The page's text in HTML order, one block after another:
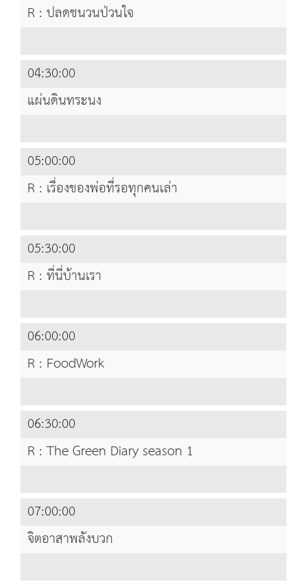
R : ปลดชนวนป่วนใจ
04:30:00
แผ่นดินทระนง
05:00:00
R : เรื่องของพ่อที่รอทุกคนเล่า
05:30:00
R : ที่นี่บ้านเรา
06:00:00
R : FoodWork
06:30:00
R : The Green Diary season 1
07:00:00
จิตอาสาพลังบวก